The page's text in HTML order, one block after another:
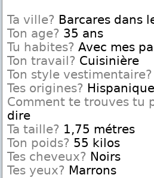
Ta ville? Barcares dans
Ton age? 35 ans
Tu habites? Avec mes
Ton travail? Cuisinière
Ton style vestimentaire?
Tes origines? Hispanique
Comment te trouves tu
dire
Ta taille? 1,75 métres
Ton poids? 55 kilos
Tes cheveux? Noirs
Tes yeux? Marrons